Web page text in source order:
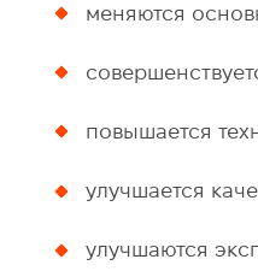
меняются
повышается
улучшается
улучшаются